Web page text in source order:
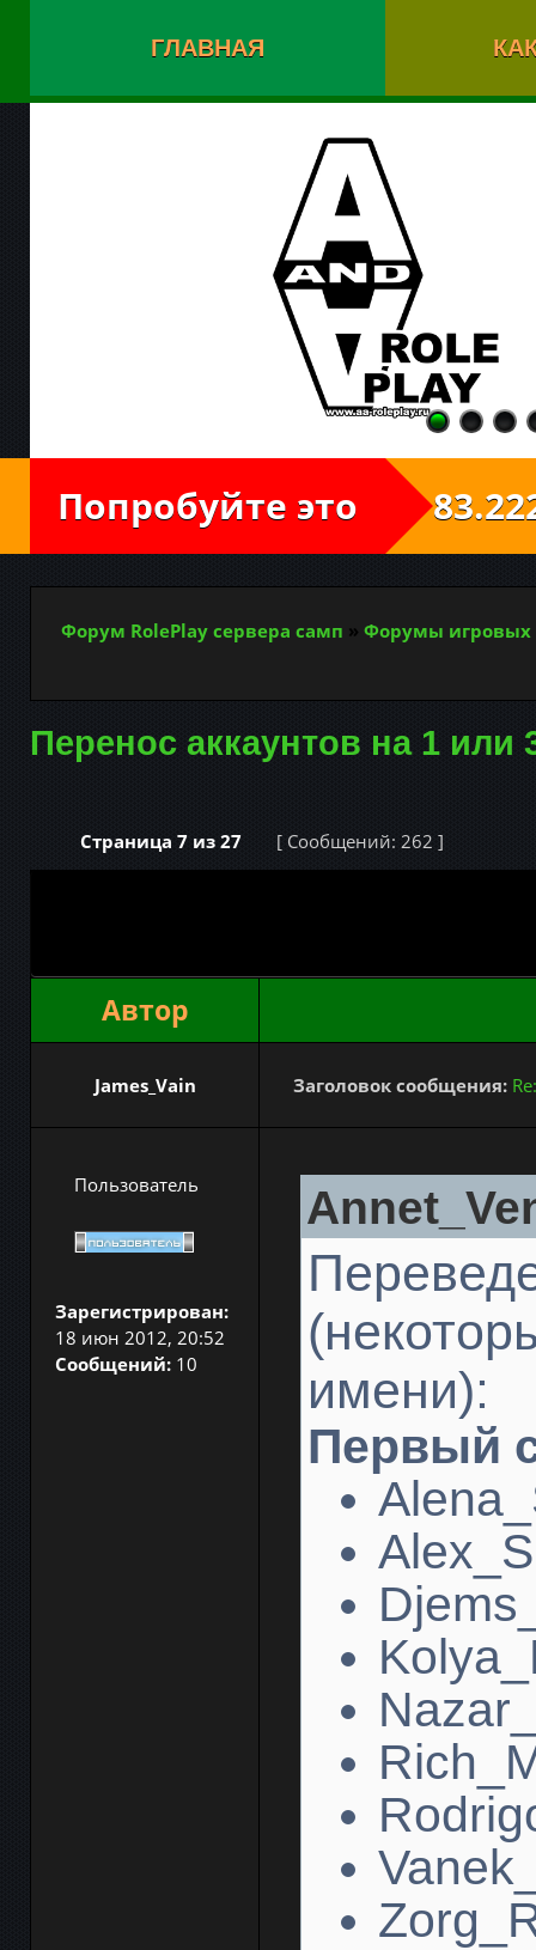
ГЛАВНАЯ
Попробуйте это
Форум RolePlay сервера самп » Форумы игровых
Перенос аккаунтов на 1 или
Страница 7 из 27 [ Сообщений: 262 ]
Автор
James_Vain Заголовок сообщения:
Пользователь
Зарегистрирован:
18 июн 2012, 20:52
Сообщений: 10
имени):
Первый